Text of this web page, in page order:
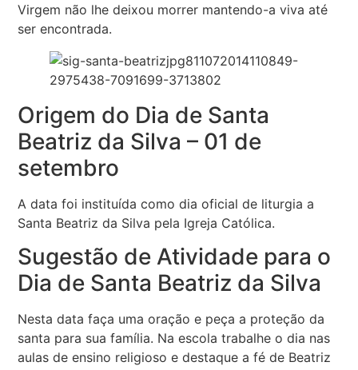
Virgem não lhe deixou morrer mantendo-a viva até
ser encontrada.
Origem do Dia de Santa
Beatriz da Silva – 01 de
setembro
A data foi instituída como dia oficial de liturgia a
Santa Beatriz da Silva pela Igreja Católica.
Sugestão de Atividade para o
Dia de Santa Beatriz da Silva
Nesta data faça uma oração e peça a proteção da
santa para sua família. Na escola trabalhe o dia nas
aulas de ensino religioso e destaque a fé de Beatriz